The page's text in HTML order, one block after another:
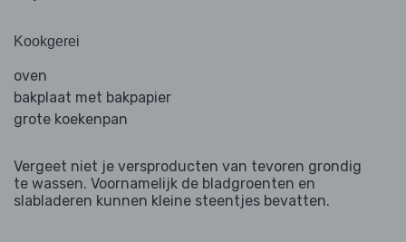
Kookgerei
oven
bakplaat met bakpapier
grote koekenpan
Vergeet niet je versproducten van tevoren grondig
te wassen. Voornamelijk de bladgroenten en
slabladeren kunnen kleine steentjes bevatten.